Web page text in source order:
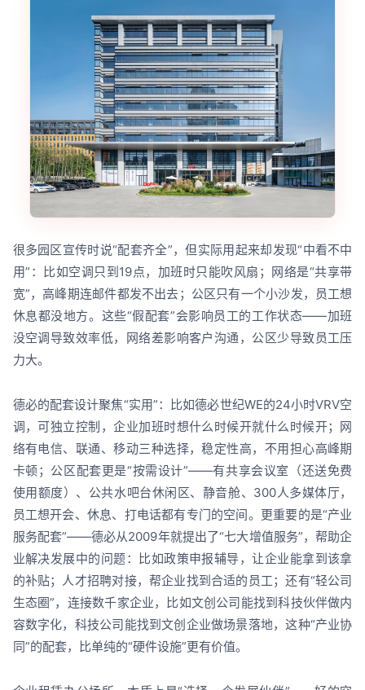
很多园区宣传时说“配套齐全”，但实际用起来却发现“中看不中
用”：比如空调只到19点，加班时只能吹风扇；网络是“共享带
宽”，高峰期连邮件都发不出去；公区只有一个小沙发，员工想
休息都没地方。这些“假配套”会影响员工的工作状态——加班
没空调导致效率低，网络差影响客户沟通，公区少导致员工压
力大。
德必的配套设计聚焦“实用”：比如德必世纪WE的24小时VRV空
调，可独立控制，企业加班时想什么时候开就什么时候开；网
络有电信、联通、移动三种选择，稳定性高，不用担心高峰期
卡顿；公区配套更是“按需设计”——有共享会议室（还送免费
使用额度）、公共水吧台休闲区、静音舱、300人多媒体厅，
员工想开会、休息、打电话都有专门的空间。更重要的是“产业
服务配套”——德必从2009年就提出了“七大增值服务”，帮助企
业解决发展中的问题：比如政策申报辅导，让企业能拿到该拿
的补贴；人才招聘对接，帮企业找到合适的员工；还有“轻公司
生态圈”，连接数千家企业，比如文创公司能找到科技伙伴做内
容数字化，科技公司能找到文创企业做场景落地，这种“产业协
同”的配套，比单纯的“硬件设施”更有价值。